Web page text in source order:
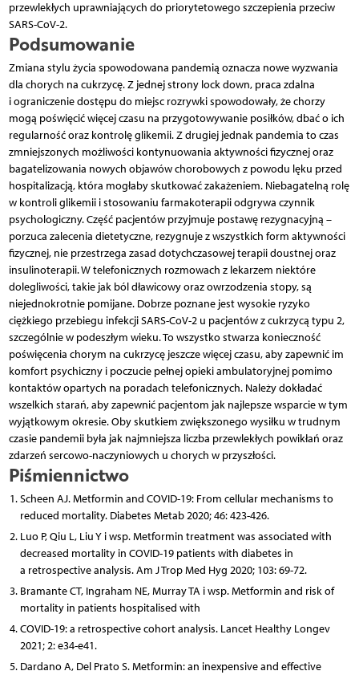
przewlekłych uprawniających do priorytetowego szczepienia przeciw
SARS-CoV-2.
Podsumowanie
Zmiana stylu życia spowodowana pandemią oznacza nowe wyzwania
dla chorych na cukrzycę. Z jednej strony lock down, praca zdalna
i ograniczenie dostępu do miejsc rozrywki spowodowały, że chorzy
mogą poświęcić więcej czasu na przygotowywanie posiłków, dbać o ich
regularność oraz kontrolę glikemii. Z drugiej jednak pandemia to czas
zmniejszonych możliwości kontynuowania aktywności fizycznej oraz
bagatelizowania nowych objawów chorobowych z powodu lęku przed
hospitalizacją, która mogłaby skutkować zakażeniem. Niebagatelną rolę
w kontroli glikemii i stosowaniu farmakoterapii odgrywa czynnik
psychologiczny. Część pacjentów przyjmuje postawę rezygnacyjną –
porzuca zalecenia dietetyczne, rezygnuje z wszystkich form aktywności
fizycznej, nie przestrzega zasad dotychczasowej terapii doustnej oraz
insulinoterapii. W telefonicznych rozmowach z lekarzem niektóre
dolegliwości, takie jak ból dławicowy oraz owrzodzenia stopy, są
niejednokrotnie pomijane. Dobrze poznane jest wysokie ryzyko
ciężkiego przebiegu infekcji SARS-CoV-2 u pacjentów z cukrzycą typu 2,
szczególnie w podeszłym wieku. To wszystko stwarza konieczność
poświęcenia chorym na cukrzycę jeszcze więcej czasu, aby zapewnić im
komfort psychiczny i poczucie pełnej opieki ambulatoryjnej pomimo
kontaktów opartych na poradach telefonicznych. Należy dokładać
wszelkich starań, aby zapewnić pacjentom jak najlepsze wsparcie w tym
wyjątkowym okresie. Oby skutkiem zwiększonego wysiłku w trudnym
czasie pandemii była jak najmniejsza liczba przewlekłych powikłań oraz
zdarzeń sercowo-naczyniowych u chorych w przyszłości.
Piśmiennictwo
Scheen AJ. Metformin and COVID-19: From cellular mechanisms to
reduced mortality. Diabetes Metab 2020; 46: 423-426.
Luo P, Qiu L, Liu Y i wsp. Metformin treatment was associated with
decreased mortality in COVID-19 patients with diabetes in
a retrospective analysis. Am J Trop Med Hyg 2020; 103: 69-72.
Bramante CT, Ingraham NE, Murray TA i wsp. Metformin and risk of
mortality in patients hospitalised with
COVID-19: a retrospective cohort analysis. Lancet Healthy Longev
2021; 2: e34-e41.
Dardano A, Del Prato S. Metformin: an inexpensive and effective